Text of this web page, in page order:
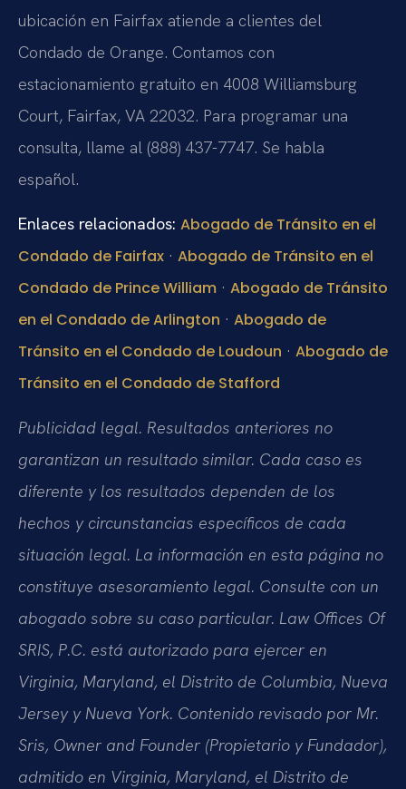
ubicación en Fairfax atiende a clientes del
Condado de Orange. Contamos con
estacionamiento gratuito en 4008 Williamsburg
Court, Fairfax, VA 22032. Para programar una
consulta, llame al (888) 437-7747. Se habla
español.
Enlaces relacionados: Abogado de Tránsito en el
Condado de Fairfax · Abogado de Tránsito en el
Condado de Prince William · Abogado de Tránsito
en el Condado de Arlington · Abogado de
Tránsito en el Condado de Loudoun · Abogado de
Tránsito en el Condado de Stafford
Publicidad legal. Resultados anteriores no
garantizan un resultado similar. Cada caso es
diferente y los resultados dependen de los
hechos y circunstancias específicos de cada
situación legal. La información en esta página no
constituye asesoramiento legal. Consulte con un
abogado sobre su caso particular. Law Offices Of
SRIS, P.C. está autorizado para ejercer en
Virginia, Maryland, el Distrito de Columbia, Nueva
Jersey y Nueva York. Contenido revisado por Mr.
Sris, Owner and Founder (Propietario y Fundador),
admitido en Virginia, Maryland, el Distrito de